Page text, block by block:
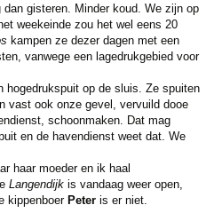
gisteren. Minder koud. We zijn op
weekeinde zou het wel eens 20
kampen ze dezer dagen met een
vanwege een lagedrukgebied voor
hogedrukspuit op de sluis. Ze spuiten
vast ook onze gevel, vervuild dooe
schoonmaken. Dat mag
en de havendienst weet dat. We
haar moeder en ik haal
Langendijkis vandaag weer open,
kippenboer Peteris er niet.